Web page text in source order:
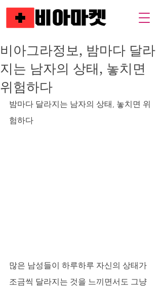
비아그라정보, 밤마다 달라
지는 남자의 상태, 놓치면
위험하다
밤마다 달라지는 남자의 상태, 놓치면 위
험하다
많은 남성들이 하루하루 자신의 상태가
조금씩 달라지는 것을 느끼면서도 그냥